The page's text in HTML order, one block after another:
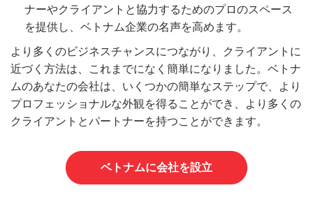
ナーやクライアントと協力するためのプロのスペース
を提供し、ベトナム企業の名声を高めます。
より多くのビジネスチャンスにつながり、クライアントに
近づく方法は、これまでになく簡単になりました。ベトナ
ムのあなたの会社は、いくつかの簡単なステップで、より
プロフェッショナルな外観を得ることができ、より多くの
クライアントとパートナーを持つことができます。
ベトナムに会社を設立